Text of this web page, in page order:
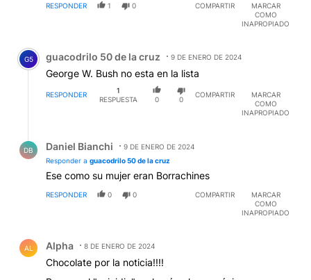
RESPONDER 1 0 COMPARTIR
MARCAR
COMO
INAPROPIADO
Comentario de guacodrilo 50 de la cruz.
G5 guacodrilo 50 de la cruz 9 DE ENERO DE 2024
George W. Bush no esta en la lista
RESPONDER
1
RESPUESTA
0 0
COMPARTIR
MARCAR
COMO
INAPROPIADO
DB Daniel Bianchi
9 DE ENERO DE 2024
Responder a guacodrilo 50 de la cruz
Ese como su mujer eran Borrachines
RESPONDER 0 0 COMPARTIR
MARCAR
COMO
INAPROPIADO
AL Alpha 8 DE ENERO DE 2024
Chocolate por la noticia!!!!